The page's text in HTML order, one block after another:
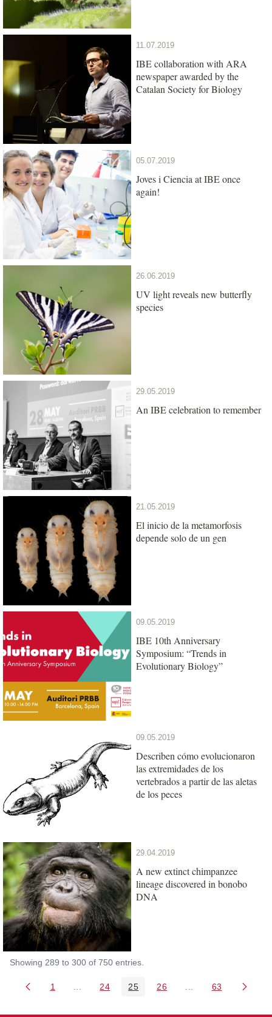
11.07.2019
IBE collaboration with ARA
newspaper awarded by the
Catalan Society for Biology
05.07.2019
Joves i Ciencia at IBE once
again!
26.06.2019
UV light reveals new butterfly
species
29.05.2019
An IBE celebration to remember
21.05.2019
El inicio de la metamorfosis
depende solo de un gen
09.05.2019
IBE 10th Anniversary
Symposium: “Trends in
Evolutionary Biology”
09.05.2019
Describen cómo evolucionaron
las extremidades de los
vertebrados a partir de las aletas
de los peces
29.04.2019
A new extinct chimpanzee
lineage discovered in bonobo
DNA
Showing 289 to 300 of 750 entries.
Page
1 Intermediate Pages Use TAB to navigate.
Page
24 Page
25 Page
26 Intermediate Pages
Page
63